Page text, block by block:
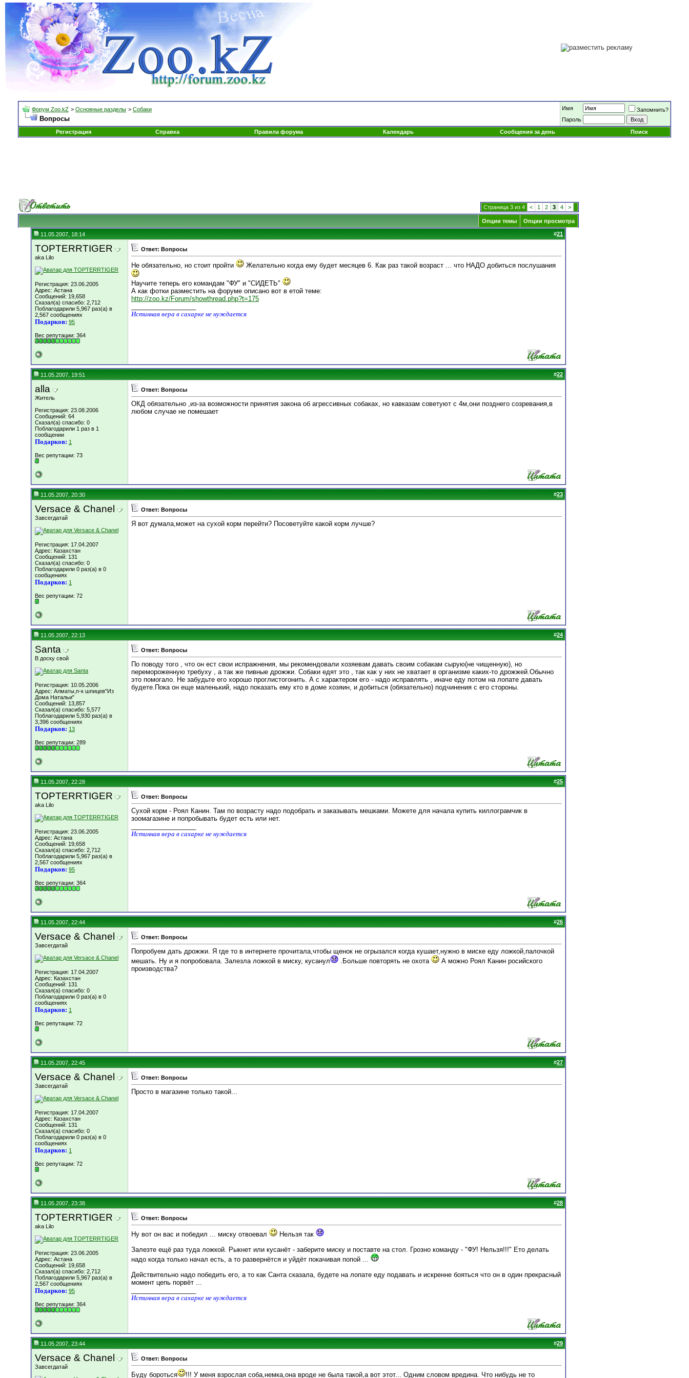
Форум Zoo.kZ > Основные разделы > Собаки
Вопросы
Имя
Запомнить?
Пароль
Регистрация
Справка Правила форума Календарь Сообщения за день Поиск
Страница 3 из 4 < 1 2 3 4 >
Опции темы Опции просмотра
11.05.2007, 18:14 #21
TOPTERRTIGER
aka Lilo
Регистрация: 23.06.2005
Адрес: Астана
Сообщений: 19,658
Сказал(а) спасибо: 2,712
Поблагодарили 5,967 раз(а) в
2,567 сообщениях
Подарков: 95
Вес репутации: 364
Ответ: Вопросы
Не обязательно, но стоит пройти Желательно когда ему будет месяцев 6. Как раз такой возраст ... что НАДО добиться послушания
Научите теперь его командам "ФУ" и "СИДЕТЬ"
А как фотки разместить на форуме описано вот в етой теме:
http://zoo.kz/Forum/showthread.php?t=175
Истинная вера в сахарке не нуждается
11.05.2007, 19:51 #22
alla
Житель
Регистрация: 23.08.2006
Сообщений: 64
Сказал(а) спасибо: 0
Поблагодарили 1 раз в 1
сообщении
Подарков: 1
Вес репутации: 73
Ответ: Вопросы
ОКД обязательно ,из-за возможности принятия закона об агрессивных собаках, но кавказам советуют с 4м,они позднего созревания,в
любом случае не помешает
11.05.2007, 20:30 #23
Versace & Chanel
Завсегдатай
Регистрация: 17.04.2007
Адрес: Казахстан
Сообщений: 131
Сказал(а) спасибо: 0
Поблагодарили 0 раз(а) в 0
сообщениях
Подарков: 1
Вес репутации: 72
Ответ: Вопросы
Я вот думала,может на сухой корм перейти? Посоветуйте какой корм лучше?
11.05.2007, 22:13 #24
Santa
В доску свой
Регистрация: 10.05.2006
Адрес: Алматы,п-к шпицев"Из
Дома Натальи"
Сообщений: 13,857
Сказал(а) спасибо: 5,577
Поблагодарили 5,930 раз(а) в
3,396 сообщениях
Подарков: 13
Вес репутации: 289
Ответ: Вопросы
По поводу того , что он ест свои испражнения, мы рекомендовали хозяевам давать своим собакам сырую(не чищенную), но
перемороженную требуху , а так же пивные дрожжи. Собаки едят это , так как у них не хватает в организме каких-то дрожжей.Обычно
это помогало. Не забудьте его хорошо проглистогонить. А с характером его - надо исправлять , иначе еду потом на лопате давать
будете.Пока он еще маленький, надо показать ему кто в доме хозяин, и добиться (обязательно) подчинения с его стороны.
11.05.2007, 22:28 #25
TOPTERRTIGER
aka Lilo
Регистрация: 23.06.2005
Адрес: Астана
Сообщений: 19,658
Сказал(а) спасибо: 2,712
Поблагодарили 5,967 раз(а) в
2,567 сообщениях
Подарков: 95
Вес репутации: 364
Ответ: Вопросы
Сухой корм - Роял Канин. Там по возрасту надо подобрать и заказывать мешками. Можете для начала купить киллограмчик в
зоомагазине и попробывать будет есть или нет.
Истинная вера в сахарке не нуждается
11.05.2007, 22:44 #26
Versace & Chanel
Завсегдатай
Регистрация: 17.04.2007
Адрес: Казахстан
Сообщений: 131
Сказал(а) спасибо: 0
Поблагодарили 0 раз(а) в 0
сообщениях
Подарков: 1
Вес репутации: 72
Ответ: Вопросы
Попробуем дать дрожжи. Я где то в интернете прочитала,чтобы щенок не огрызался когда кушает,нужно в миске еду ложкой,палочкой
мешать. Ну и я попробовала. Залезла ложкой в миску, кусанул
.Больше повторять не охота
А можно Роял Канин росийского
производства?
11.05.2007, 22:45 #27
Versace & Chanel
Завсегдатай
Регистрация: 17.04.2007
Адрес: Казахстан
Сообщений: 131
Сказал(а) спасибо: 0
Поблагодарили 0 раз(а) в 0
сообщениях
Подарков: 1
Вес репутации: 72
Ответ: Вопросы
Просто в магазине только такой...
11.05.2007, 23:38 #28
TOPTERRTIGER
aka Lilo
Регистрация: 23.06.2005
Адрес: Астана
Сообщений: 19,658
Сказал(а) спасибо: 2,712
Поблагодарили 5,967 раз(а) в
2,567 сообщениях
Подарков: 95
Вес репутации: 364
Ответ: Вопросы
Ну вот он вас и победил ... миску отвоевал
Нельзя так
Залезте ещё раз туда ложкой. Рыкнет или кусанёт - заберите миску и поставте на стол. Грозно команду - "ФУ! Нельзя!!!" Ето делать
надо когда только начал есть, а то развернётся и уйдёт покачивая попой ...
Действительно надо победить его, а то как Санта сказала, будете на лопате еду подавать и искренне бояться что он в один прекрасный
момент цепь порвёт ...
Истинная вера в сахарке не нуждается
11.05.2007, 23:44 #29
Versace & Chanel
Завсегдатай
Ответ: Вопросы
Буду бороться !!! У меня взрослая соба,немка,она вроде не была такой,а вот этот... Одним словом вредина. Что нибудь не то